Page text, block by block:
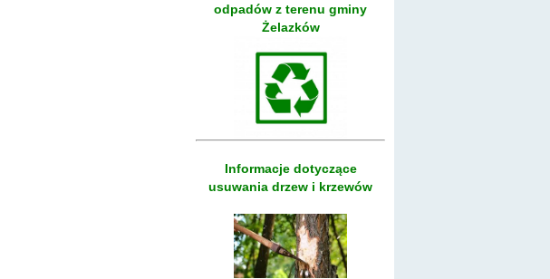
odpadów z terenu gminy
Żelazków
Informacje dotyczące
usuwania drzew i krzewów